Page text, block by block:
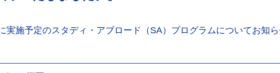
実施予定のスタディ・アブロード（SA）プログラムについてお知